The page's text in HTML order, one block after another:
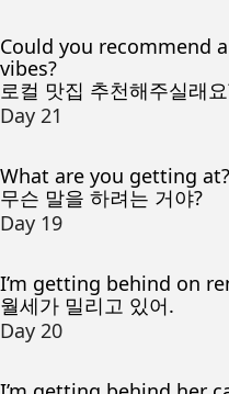
Could you recommend
vibes?
로컬 맛집 추천해주실래
Day 21
What are you getting at?
무슨 말을 하려는 거야?
Day 19
I’m getting behind on
월세가 밀리고 있어.
Day 20